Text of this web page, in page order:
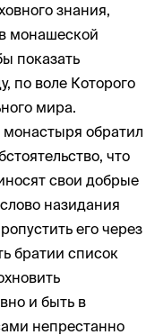
знания,
монашеской
показать
по воле Которого
мира.
обратил
что
свои добрые
назидания
его через
братии список
и быть в
непрестанно